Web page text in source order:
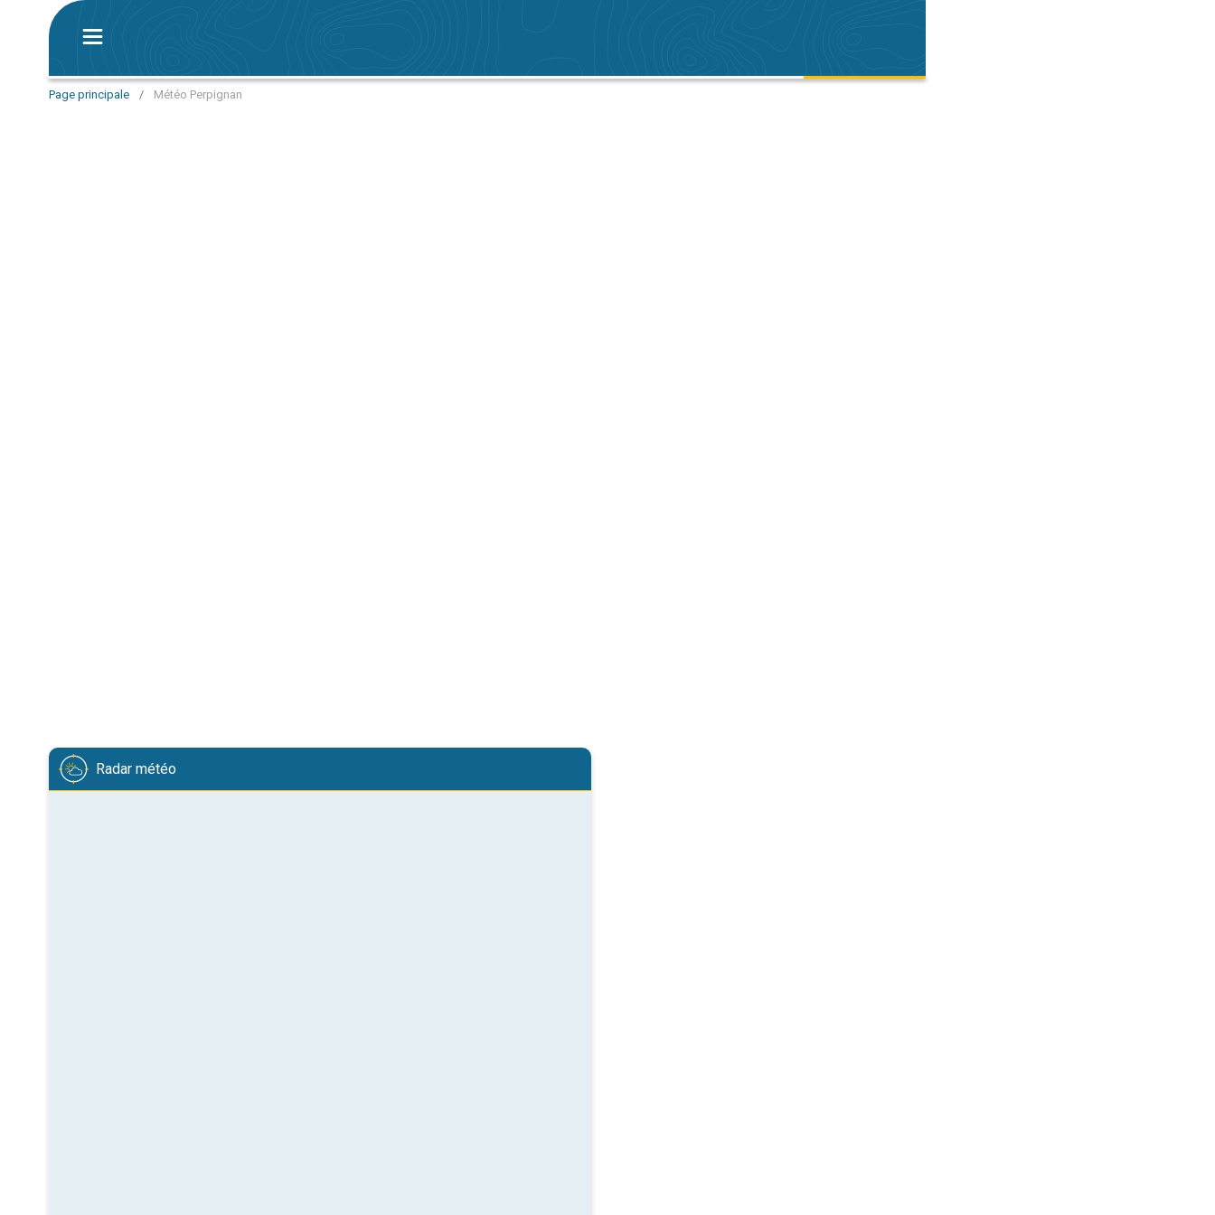
Page principale / Météo Perpignan
Radar météo